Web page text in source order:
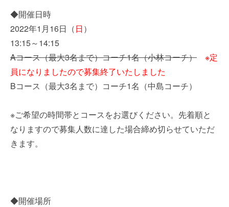
◆開催日時
2022年1月16日（日）
13:15～14:15
Aコース（最大3名まで）コーチ1名（小林コーチ）
※定
員になりましたので募集終了いたしました
Bコース（最大3名まで）コーチ1名（中島コーチ）
※ご希望の時間帯とコースをお選びください。先着順と
なりますので募集人数に達した場合締め切らせていただ
きます。
◆開催場所